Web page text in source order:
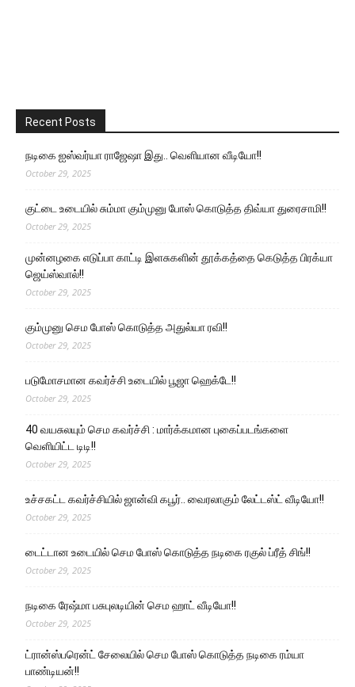
Recent Posts
நடிகை ஐஸ்வர்யா ராஜேஷா இது.. வெளியான வீடியோ!!
October 29, 2025
குட்டை உடையில் சும்மா கும்முனு போஸ் கொடுத்த திவ்யா துரைசாமி!!
October 29, 2025
முன்னழகை எடுப்பா காட்டி இளசுகளின் தூக்கத்தை கெடுத்த பிரக்யா
ஜெய்ஸ்வால்!!
October 29, 2025
கும்முனு செம போஸ் கொடுத்த அதுல்யா ரவி!!
October 29, 2025
படுமோசமான கவர்ச்சி உடையில் பூஜா ஹெக்டே!!
October 29, 2025
40 வயசுலயும் செம கவர்ச்சி : மார்க்கமான புகைப்படங்களை
வெளியிட்ட டிடி!!
October 29, 2025
உச்சகட்ட கவர்ச்சியில் ஜான்வி கபூர்.. வைரலாகும் லேட்டஸ்ட் வீடியோ!!
October 29, 2025
டைட்டான உடையில் செம போஸ் கொடுத்த நடிகை ரகுல் ப்ரீத் சிங்!!
October 29, 2025
நடிகை ரேஷ்மா பசுபுலடியின் செம ஹாட் வீடியோ!!
October 29, 2025
ட்ரான்ஸ்பரென்ட் சேலையில் செம போஸ் கொடுத்த நடிகை ரம்யா
பாண்டியன்!!